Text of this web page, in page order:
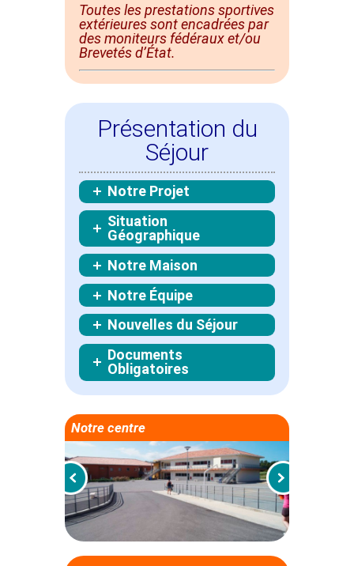
Toutes les prestations sportives
extérieures sontencadréespar
des moniteurs fédéraux et/ou
Brevetés d’État.
Présentation du
Séjour
Notre Projet
Situation
Géographique
Notre Maison
Notre Équipe
Nouvelles du Séjour
Documents
Obligatoires
Notre centre